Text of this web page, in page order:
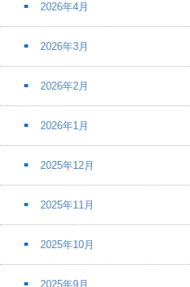
2026年4月
2026年3月
2026年2月
2026年1月
2025年12月
2025年11月
2025年10月
2025年9月